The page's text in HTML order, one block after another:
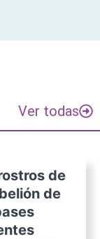
Ver todas
de
de